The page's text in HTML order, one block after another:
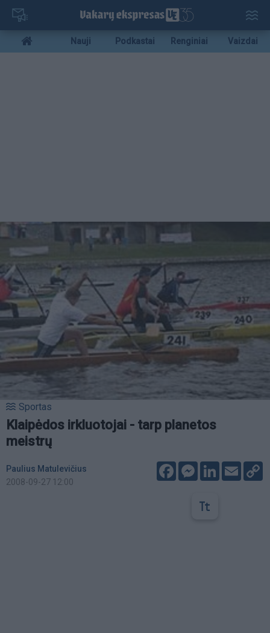
Pereiti
pagrindinį
turinį
Mobile
menu
Nauji Podkastai Renginiai Vaizdai
Sportas
Klaipėdos irkluotojai - tarp planetos
meistrų
Paulius Matulevičius
2008-09-27 12:00
FacebookMessenger
LinkedIn
Email